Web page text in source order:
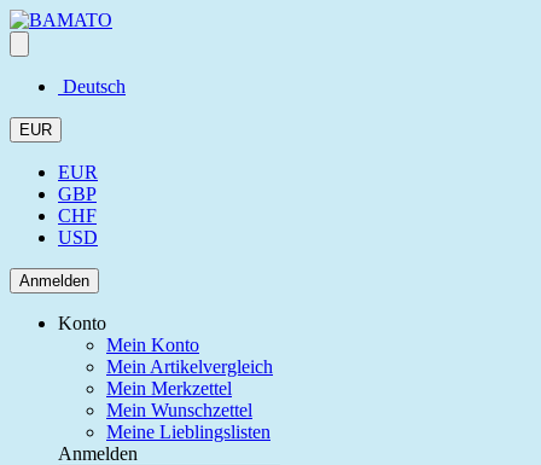
Deutsch
EUR
EUR
GBP
CHF
USD
Anmelden
Konto
Mein Konto
Mein Artikelvergleich
Mein Merkzettel
Mein Wunschzettel
Meine Lieblingslisten
Anmelden